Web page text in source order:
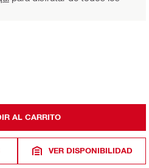
AL CARRITO
VER DISPONIBILIDAD